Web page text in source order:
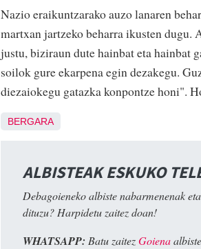
Nazio eraikuntzarako auzo lanaren
martxan jartzeko beharra ikusten dugu.
justu, biziraun dute hainbat eta hainbat
soilok gure ekarpena egin dezakegu.
diezaiokegu gatazka konpontze honi".
BERGARA
ALBISTEAK ESKUKO
Debagoieneko albiste nabarmenenak
dituzu? Harpidetu zaitez doan!
WHATSAPP: Batu zaitezGoiena